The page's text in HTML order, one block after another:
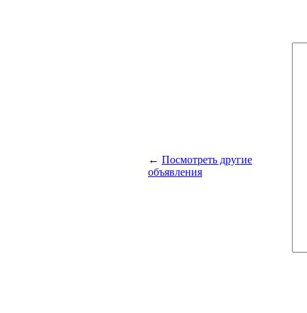
← Посмотреть другие
объявления